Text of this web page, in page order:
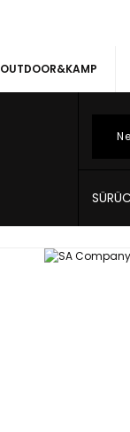
OUTDOOR&KAMP